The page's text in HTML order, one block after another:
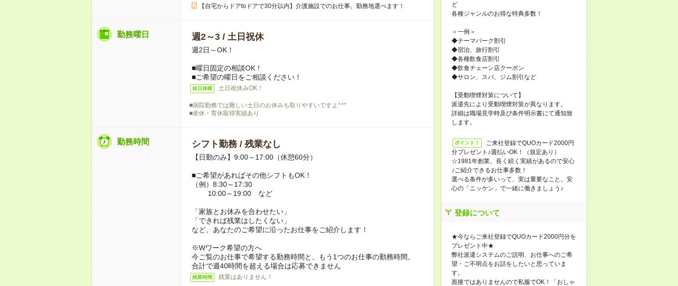
【自宅からドアtoドアで30分以内】介護施設でのお仕事。勤務地選べます！
勤務曜日 週2～3 / 土日祝休
週2日～OK！
■曜日固定の相談OK！
■ご希望の曜日をご相談ください！
休日休暇 土日祝休みOK！
■病院勤務では難しい土日のお休みも取りやすいですよ^^*
■産休・育休取得実績あり
勤務時間 シフト勤務 / 残業なし
【日勤のみ】9:00～17:00（休憩60分）
■ご希望があればその他シフトもOK！
（例）8:30～17:30
10:00～19:00 など
「家族とお休みを合わせたい」
「できれば残業はしたくない」
など、あなたのご希望に沿ったお仕事をご紹介します！
※Wワーク希望の方へ
今ご覧のお仕事で希望する勤務時間と、もう1つのお仕事の勤務時間。
合計で週40時間を超える場合は応募できません
残業時間 残業はありません！
ど
各種ジャンルのお得な特典多数！
＜一例＞
◆テーマパーク割引
◆宿泊、旅行割引
◆各種飲食店割引
◆飲食チェーン店クーポン
◆サロン、スパ、ジム割引など
【受動喫煙対策について】
派遣先により受動喫煙対策が異なります。
詳細は職場見学時及び条件明示書にて通知致
します。
ポイント！
ご来社登録でQUOカード2000円
分プレゼント♪週払いOK！（規定あり）
☆1981年創業。長く続く実績があるので安心
♪ご紹介できるお仕事多数！
選べる条件が多いって、実は重要なこと。安
心の「ニッケン」で一緒に働きましょう♪
登録について
★今ならご来社登録でQUOカード2000円分を
プレゼント中★
弊社派遣システムのご説明、お仕事へのご希
望・ご不明点をお話をしたいと思っていま
す。
面接ではありませんので私服でOK！「おしゃ